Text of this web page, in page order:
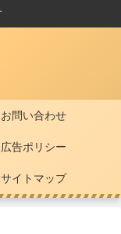
お問い合わせ
広告ポリシー
サイトマップ